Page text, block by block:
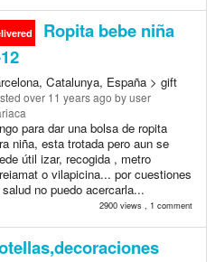
Ropita bebe niña
Catalunya, España > gift
over 11 years ago by user
para dar una bolsa de ropita
niña, esta trotada pero aun se
útil izar, recogida , metro
o vilapicina... por cuestiones
no puedo acercarla...
2900 views , 1 comment